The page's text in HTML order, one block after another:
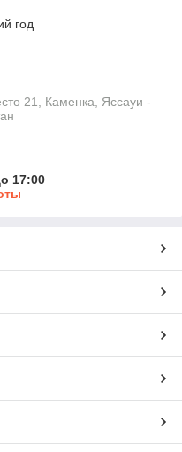
год
21, Каменка, Яссауи -
17:00